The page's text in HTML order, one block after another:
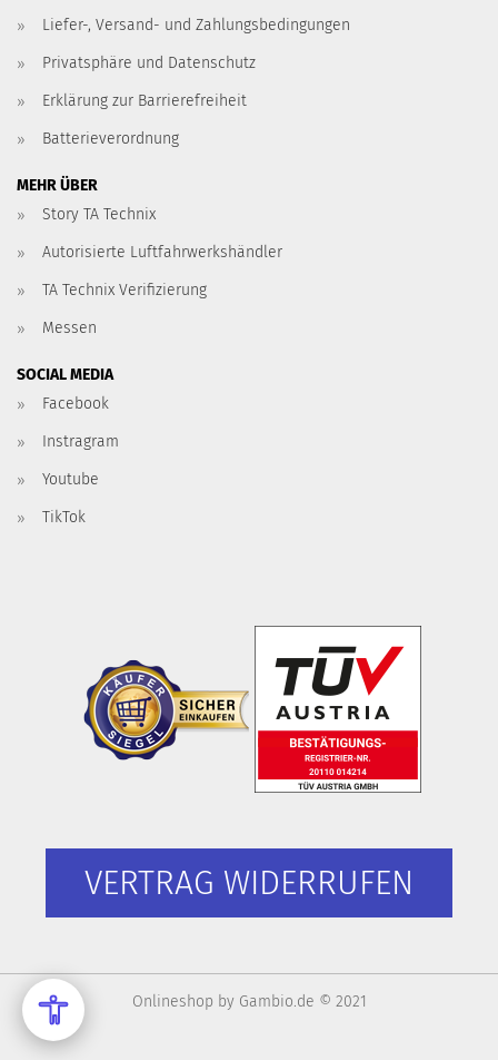
Liefer-, Versand- und Zahlungsbedingungen
Privatsphäre und Datenschutz
Erklärung zur Barrierefreiheit
Batterieverordnung
MEHR ÜBER
Story TA Technix
Autorisierte Luftfahrwerkshändler
TA Technix Verifizierung
Messen
SOCIAL MEDIA
Facebook
Instragram
Youtube
TikTok
VERTRAG WIDERRUFEN
Onlineshop by Gambio.de © 2021